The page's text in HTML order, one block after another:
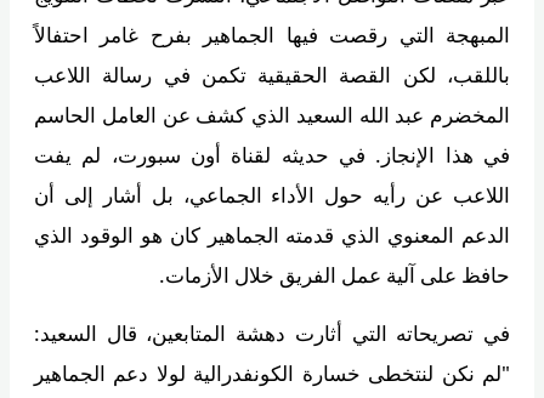
المبهجة التي رقصت فيها الجماهير بفرح غامر احتفالاً
باللقب، لكن القصة الحقيقية تكمن في رسالة اللاعب
المخضرم عبد الله السعيد الذي كشف عن العامل الحاسم
في هذا الإنجاز. في حديثه لقناة أون سبورت، لم يفت
اللاعب عن رأيه حول الأداء الجماعي، بل أشار إلى أن
الدعم المعنوي الذي قدمته الجماهير كان هو الوقود الذي
حافظ على آلية عمل الفريق خلال الأزمات.
في تصريحاته التي أثارت دهشة المتابعين، قال السعيد:
"لم نكن لنتخطى خسارة الكونفدرالية لولا دعم الجماهير